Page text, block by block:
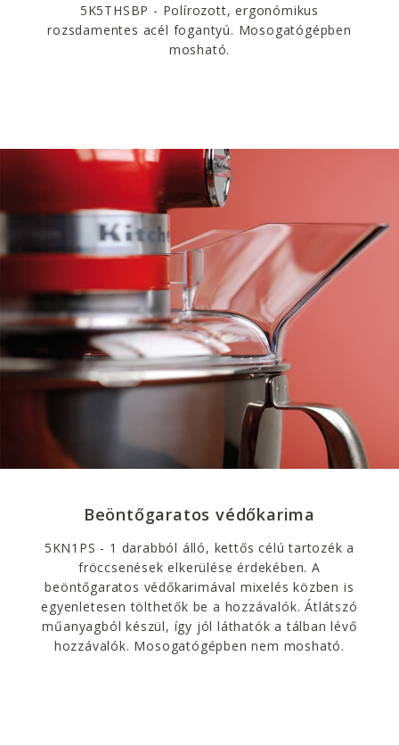
5K5THSBP - Polírozott, ergonómikus
rozsdamentes acél fogantyú. Mosogatógépben
mosható.
Beöntőgaratos védőkarima
5KN1PS - 1 darabból álló, kettős célú tartozék a
fröccsenések elkerülése érdekében. A
beöntőgaratos védőkarimával mixelés közben is
egyenletesen tölthetők be a hozzávalók. Átlátszó
műanyagból készül, így jól láthatók a tálban lévő
hozzávalók. Mosogatógépben nem mosható.